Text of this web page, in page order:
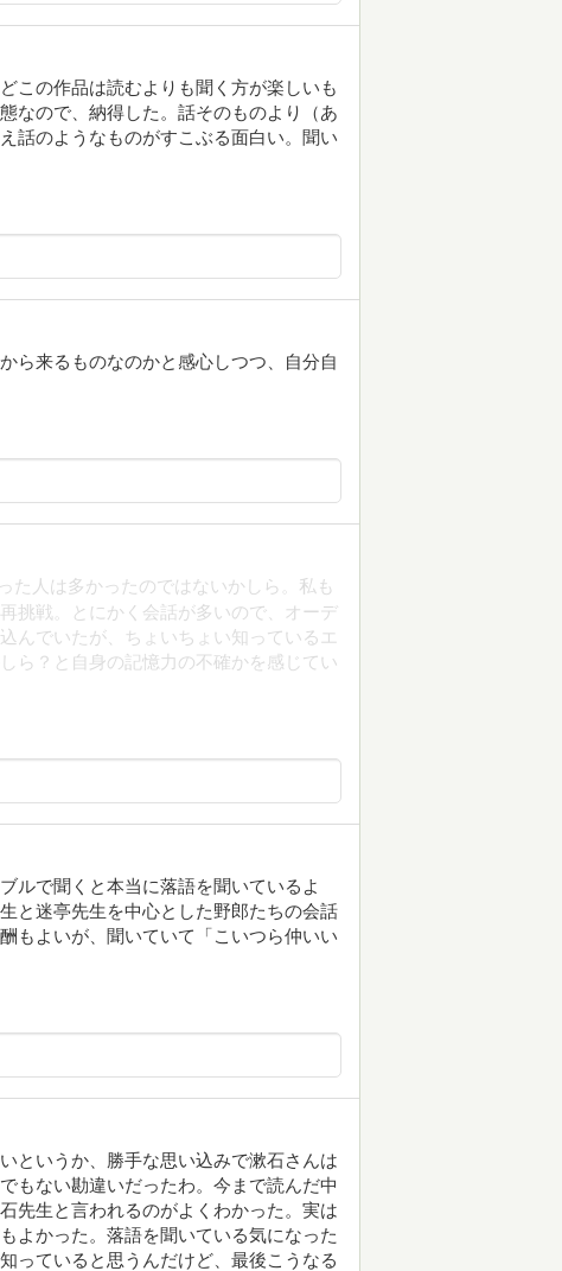
この作品は読むよりも聞く方が楽しいも
なので、納得した。話そのものより（あ
話のようなものがすこぶる面白い。聞い
ら来るものなのかと感心しつつ、自分自
た人は多かったのではないかしら。私も
挑戦。とにかく会話が多いので、オーデ
んでいたが、ちょいちょい知っているエ
ら？と自身の記憶力の不確かを感じてい
ルで聞くと本当に落語を聞いているよ
と迷亭先生を中心とした野郎たちの会話
もよいが、聞いていて「こいつら仲いい
というか、勝手な思い込みで漱石さんは
もない勘違いだったわ。今まで読んだ中
先生と言われるのがよくわかった。実は
よかった。落語を聞いている気になった
っていると思うんだけど、最後こうなる